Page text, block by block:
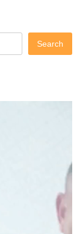
Search